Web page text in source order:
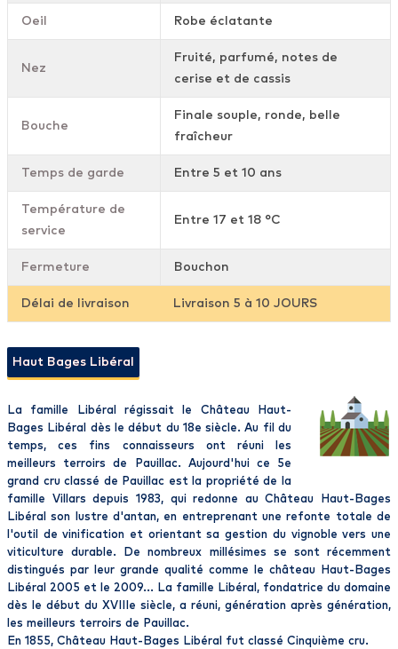
Oeil Robe éclatante
Nez
Fruité, parfumé, notes de
cerise et de cassis
Bouche
Finale souple, ronde, belle
fraîcheur
Temps de garde Entre 5 et 10 ans
Température de
service
Entre 17 et 18 °C
Fermeture Bouchon
Délai de livraison Livraison 5 à 10 JOURS
Haut Bages Libéral
La famille Libéral régissait le Château Haut-
Bages Libéral dès le début du 18e siècle. Au fil du
temps, ces fins connaisseurs ont réuni les
meilleurs terroirs de Pauillac. Aujourd'hui ce 5e
grand cru classé de Pauillac est la propriété de la
famille Villars depuis 1983, qui redonne au Château Haut-Bages
Libéral son lustre d'antan, en entreprenant une refonte totale de
l'outil de vinification et orientant sa gestion du vignoble vers une
viticulture durable. De nombreux millésimes se sont récemment
distingués par leur grande qualité comme le château Haut-Bages
Libéral 2005 et le 2009... La famille Libéral, fondatrice du domaine
dès le début du XVIIIe siècle, a réuni, génération après génération,
les meilleurs terroirs de Pauillac.
En 1855, Château Haut-Bages Libéral fut classé Cinquième cru.